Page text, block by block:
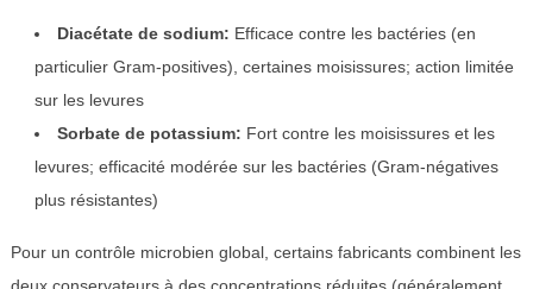
Diacétate de sodium: Efficace contre les bactéries (en
particulier Gram-positives), certaines moisissures; action limitée
sur les levures
Sorbate de potassium: Fort contre les moisissures et les
levures; efficacité modérée sur les bactéries (Gram-négatives
plus résistantes)
Pour un contrôle microbien global, certains fabricants combinent les
deux conservateurs à des concentrations réduites (généralement